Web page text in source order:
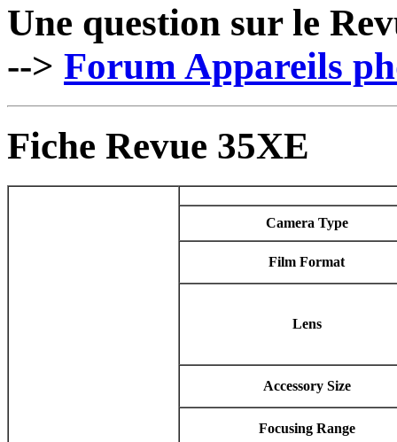
Une question sur le
--> Forum Appareils
Fiche Revue 35XE
Camera Type
Film Format
Lens
Accessory Size
Focusing Range